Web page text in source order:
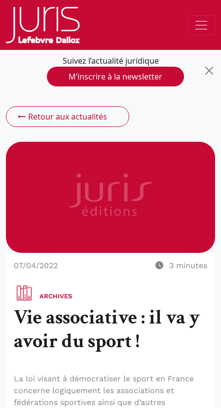
Suivez l’actualité juridique
M’inscrire à la newsletter
Retour aux actualités
07/04/2022 3 minutes
ARCHIVES
Vie associative : il va y
avoir du sport !
La loi visant à démocratiser le sport en France
concerne logiquement les associations et
fédérations sportives ainsi que d’autres